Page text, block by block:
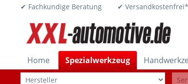
✔ Fachkundige Beratung ✔
Home Spezialwerkzeug